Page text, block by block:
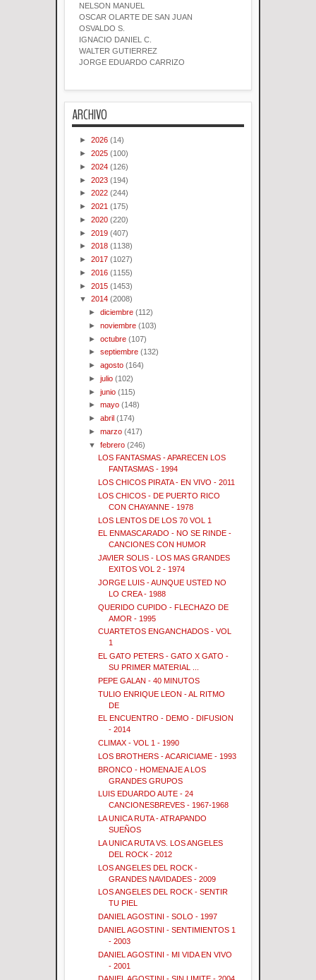
NELSON MANUEL
OSCAR OLARTE DE SAN JUAN
OSVALDO S.
IGNACIO DANIEL C.
WALTER GUTIERREZ
JORGE EDUARDO CARRIZO
ARCHIVO
► 2026 (14)
► 2025 (100)
► 2024 (126)
► 2023 (194)
► 2022 (244)
► 2021 (175)
► 2020 (220)
► 2019 (407)
► 2018 (1138)
► 2017 (1027)
► 2016 (1155)
► 2015 (1453)
▼ 2014 (2008)
►diciembre (112)
►noviembre (103)
►octubre (107)
►septiembre (132)
►agosto (164)
►julio (102)
►junio (115)
►mayo (148)
►abril (174)
►marzo (417)
▼febrero (246)
LOS FANTASMAS - APARECEN LOS
FANTASMAS - 1994
LOS CHICOS PIRATA - EN VIVO - 2011
LOS CHICOS - DE PUERTO RICO
CON CHAYANNE - 1978
LOS LENTOS DE LOS 70 VOL 1
EL ENMASCARADO - NO SE RINDE -
CANCIONES CON HUMOR
JAVIER SOLIS - LOS MAS GRANDES
EXITOS VOL 2 - 1974
JORGE LUIS - AUNQUE USTED NO
LO CREA - 1988
QUERIDO CUPIDO - FLECHAZO DE
AMOR - 1995
CUARTETOS ENGANCHADOS - VOL
1
EL GATO PETERS - GATO X GATO -
SU PRIMER MATERIAL ...
PEPE GALAN - 40 MINUTOS
TULIO ENRIQUE LEON - AL RITMO
DE
EL ENCUENTRO - DEMO - DIFUSION
- 2014
CLIMAX - VOL 1 - 1990
LOS BROTHERS - ACARICIAME - 1993
BRONCO - HOMENAJE A LOS
GRANDES GRUPOS
LUIS EDUARDO AUTE - 24
CANCIONESBREVES - 1967-1968
LA UNICA RUTA - ATRAPANDO
SUEÑOS
LA UNICA RUTA VS. LOS ANGELES
DEL ROCK - 2012
LOS ANGELES DEL ROCK -
GRANDES NAVIDADES - 2009
LOS ANGELES DEL ROCK - SENTIR
TU PIEL
DANIEL AGOSTINI - SOLO - 1997
DANIEL AGOSTINI - SENTIMIENTOS 1
- 2003
DANIEL AGOSTINI - MI VIDA EN VIVO
- 2001